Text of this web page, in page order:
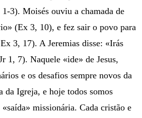
3). Moisés ouviu a chamada de
(Ex 3, 10), e fez sair o povo para
3, 17). A Jeremias disse: «Irás
1, 7). Naquele «ide» de Jesus,
e os desafios sempre novos da
da Igreja, e hoje todos somos
«saída» missionária. Cada cristão e